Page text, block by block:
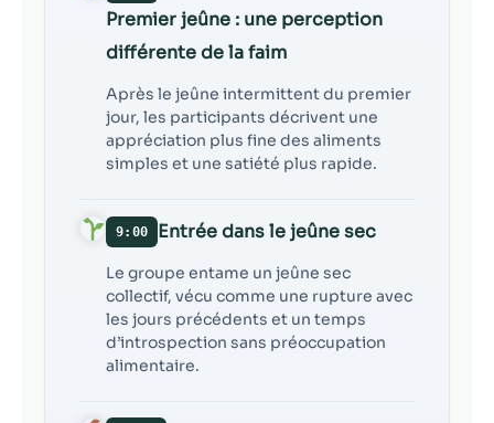
Premier jeûne : une perception
différente de la faim
Après le jeûne intermittent du premier
jour, les participants décrivent une
appréciation plus fine des aliments
simples et une satiété plus rapide.
9:00 Entrée dans le jeûne sec
Le groupe entame un jeûne sec
collectif, vécu comme une rupture avec
les jours précédents et un temps
d’introspection sans préoccupation
alimentaire.